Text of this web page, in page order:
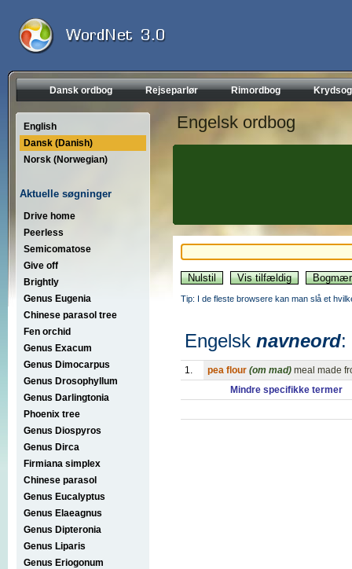
Dansk ordbog Rejseparlør Rimordbog
English
Dansk (Danish)
Norsk (Norwegian)
Aktuelle søgninger
Drive home
Peerless
Semicomatose
Give off
Brightly
Genus Eugenia
Chinese parasol tree
Fen orchid
Genus Exacum
Genus Dimocarpus
Genus Drosophyllum
Genus Darlingtonia
Phoenix tree
Genus Diospyros
Genus Dirca
Firmiana simplex
Chinese parasol
Genus Eucalyptus
Genus Elaeagnus
Genus Dipteronia
Genus Liparis
Genus Eriogonum
Engelsk ordbog
Tip: I de fleste browsere kan man slå et
Engelsk navneord:
1. pea flour (om mad) meal made
Mindre specifikke termer